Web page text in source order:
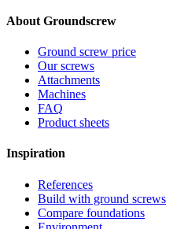
About Groundscrew
Ground screw price
Our screws
Attachments
Machines
FAQ
Product sheets
Inspiration
References
Build with ground screws
Compare foundations